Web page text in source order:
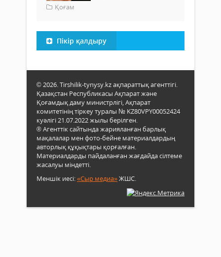
Қоғам
Пікір қалдыру
© 2026. Tirshilik-tynysy.kz ақпараттық агенттігі.
Қазақстан Республикасы Ақпарат және
Қоғамдық даму министрлігі, Ақпарат
комитетінің тіркеу туралы № KZ80VPY00052424
куәлігі 21.07.2022 жылы берілген.
® Агенттік сайтында жарияланған барлық
мақалалар мен фото-бейне материалдардың
авторлық құқықтары қорғалған.
Материалдарды пайдаланған жағдайда сілтеме
жасалуы міндетті.
Меншік иесі:«Сыр медиа»ЖШС.